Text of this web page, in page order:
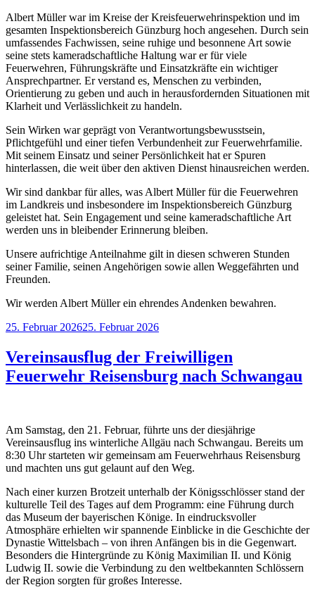
Albert Müller war im Kreise der Kreisfeuerwehrinspektion und im
gesamten Inspektionsbereich Günzburg hoch angesehen. Durch sein
umfassendes Fachwissen, seine ruhige und besonnene Art sowie
seine stets kameradschaftliche Haltung war er für viele
Feuerwehren, Führungskräfte und Einsatzkräfte ein wichtiger
Ansprechpartner. Er verstand es, Menschen zu verbinden,
Orientierung zu geben und auch in herausfordernden Situationen mit
Klarheit und Verlässlichkeit zu handeln.
Sein Wirken war geprägt von Verantwortungsbewusstsein,
Pflichtgefühl und einer tiefen Verbundenheit zur Feuerwehrfamilie.
Mit seinem Einsatz und seiner Persönlichkeit hat er Spuren
hinterlassen, die weit über den aktiven Dienst hinausreichen werden.
Wir sind dankbar für alles, was Albert Müller für die Feuerwehren
im Landkreis und insbesondere im Inspektionsbereich Günzburg
geleistet hat. Sein Engagement und seine kameradschaftliche Art
werden uns in bleibender Erinnerung bleiben.
Unsere aufrichtige Anteilnahme gilt in diesen schweren Stunden
seiner Familie, seinen Angehörigen sowie allen Weggefährten und
Freunden.
Wir werden Albert Müller ein ehrendes Andenken bewahren.
Veröffentlicht
25. Februar 202625. Februar 2026
Vereinsausflug der Freiwilligen
Feuerwehr Reisensburg nach Schwangau
Am Samstag, den 21. Februar, führte uns der diesjährige
Vereinsausflug ins winterliche Allgäu nach Schwangau. Bereits um
8:30 Uhr starteten wir gemeinsam am Feuerwehrhaus Reisensburg
und machten uns gut gelaunt auf den Weg.
Nach einer kurzen Brotzeit unterhalb der Königsschlösser stand der
kulturelle Teil des Tages auf dem Programm: eine Führung durch
das Museum der bayerischen Könige. In eindrucksvoller
Atmosphäre erhielten wir spannende Einblicke in die Geschichte der
Dynastie Wittelsbach – von ihren Anfängen bis in die Gegenwart.
Besonders die Hintergründe zu König Maximilian II. und König
Ludwig II. sowie die Verbindung zu den weltbekannten Schlössern
der Region sorgten für großes Interesse.